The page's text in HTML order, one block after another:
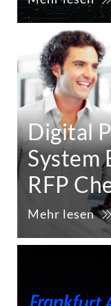
Digital
System
RFP
Mehr lesen